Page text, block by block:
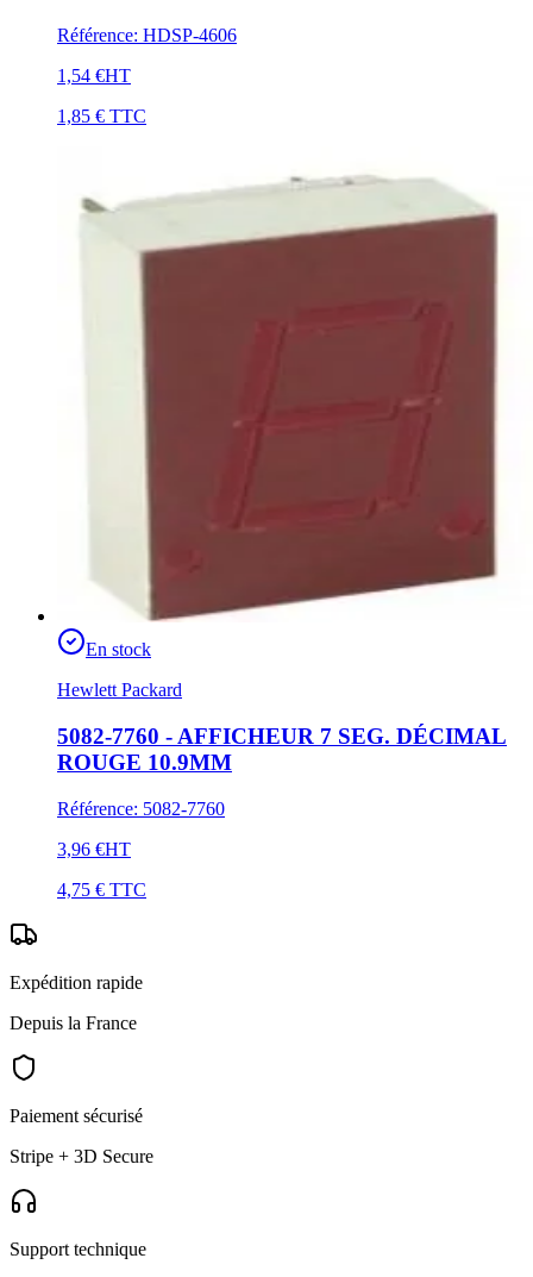
Référence: HDSP-4606
1,54 €HT
1,85 € TTC
En stock
Hewlett Packard
5082-7760 - AFFICHEUR 7 SEG. DÉCIMAL
ROUGE 10.9MM
Référence: 5082-7760
3,96 €HT
4,75 € TTC
Expédition rapide
Depuis la France
Paiement sécurisé
Stripe + 3D Secure
Support technique